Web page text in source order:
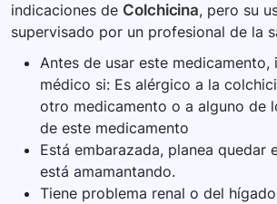
indicaciones de Colchicina, pero su
supervisado por un profesional de la
Antes de usar este medicamento,
médico si: Es alérgico a la
otro medicamento o a alguno de
de este medicamento
Está embarazada, planea quedar
está amamantando.
Tiene problema renal o del